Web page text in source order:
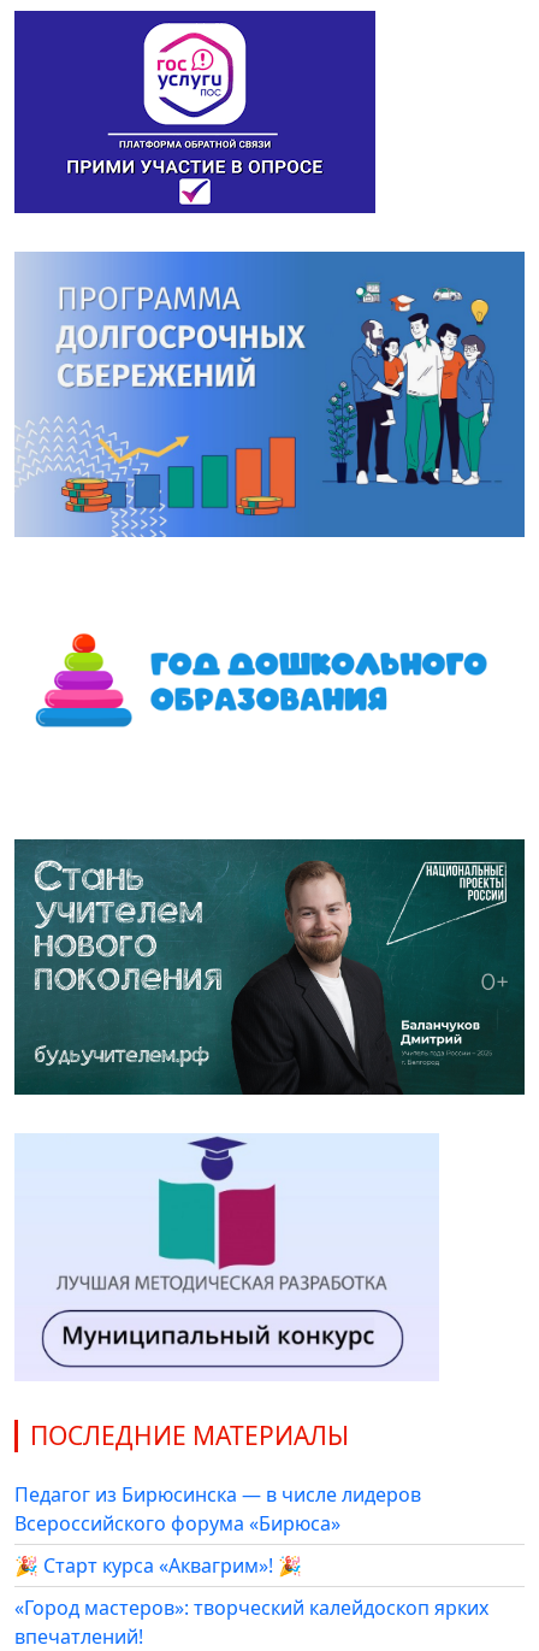
ПОСЛЕДНИЕ МАТЕРИАЛЫ
Педагог из Бирюсинска — в числе лидеров
Всероссийского форума «Бирюса»
🎉 Старт курса «Аквагрим»! 🎉
«Город мастеров»: творческий калейдоскоп ярких
впечатлений!